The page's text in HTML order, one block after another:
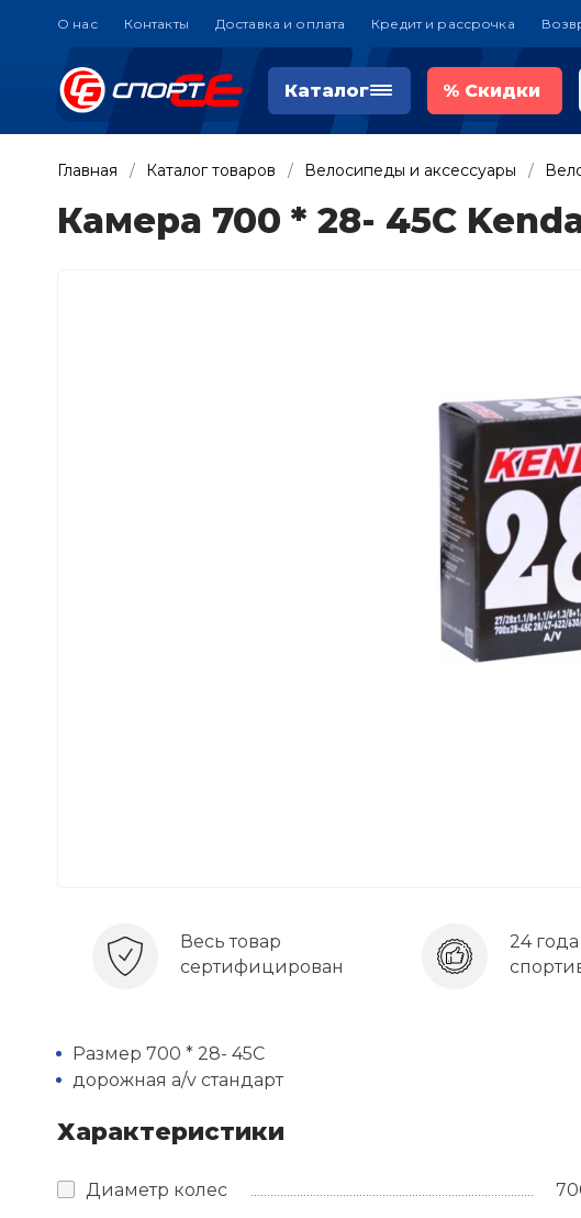
О нас Контакты Доставка и оплата Кредит и рассрочка
Каталог % Скидки
Главная Каталог товаров Велосипеды и аксессуары
Камера 700 * 28- 45C
Весь товар
сертифицирован
24
Размер 700 * 28- 45C
дорожная a/v стандарт
Характеристики
Диаметр колес